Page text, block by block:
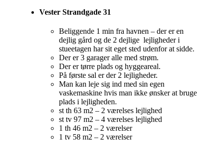
Vester Strandgade 31
Beliggende 1 min fra havnen – der er en
dejlig gård og de 2 dejlige lejligheder i
stueetagen har sit eget sted udenfor at sidde.
Der er 3 garager alle med strøm.
Der er tørre plads og hyggeareal.
På første sal er der 2 lejligheder.
Man kan leje sig ind med sin egen
vaskemaskine hvis man ikke ønsker at bruge
plads i lejligheden.
st th 63 m2 – 2 værelses lejlighed
st tv 97 m2 – 4 værelses lejlighed
1 th 46 m2 – 2 værelser
1 tv 58 m2 – 2 værelser